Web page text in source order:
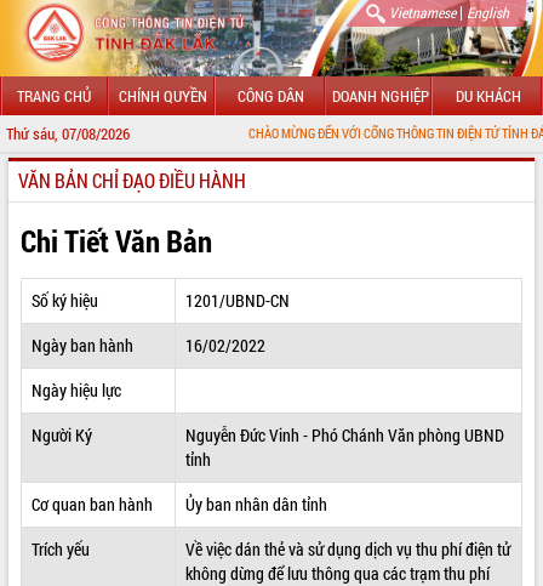
Vietnamese| English
TRANG CHỦ CHÍNH QUYỀN CÔNG DÂN DOANH NGHIỆP DU KHÁCH
Thứ sáu, 07/08/2026 CHÀO MỪNG ĐẾN VỚI CỔNG THÔNG TIN ĐIỆN TỬ TỈNH ĐẮK LẮK
GIỚI THIỆU
LÃNH ĐẠO UBND TỈNH
TIN TỨC SỰ KIỆN
SỞ, BAN, NGÀNH
THÔNG TIN CHỈ ĐẠO ĐIỀU HÀNH
VĂN BẢN HĐND TỈNH
VĂN BẢN CHỈ ĐẠO ĐIỀU HÀNH
Chi Tiết Văn Bản
Số ký hiệu
1201/UBND-CN
Ngày ban hành
16/02/2022
Ngày hiệu lực
Người Ký
Nguyễn Đức Vinh - Phó Chánh Văn phòng UBND
tỉnh
Cơ quan ban hành
Ủy ban nhân dân tỉnh
Trích yếu
Về việc dán thẻ và sử dụng dịch vụ thu phí điện tử
không dừng để lưu thông qua các trạm thu phí